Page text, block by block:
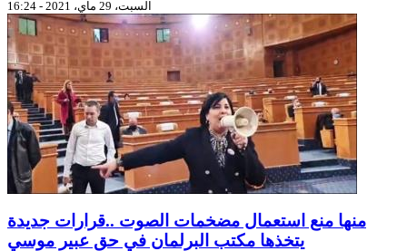
السبت، 29 ماي، 2021 - 16:24
منها منع استعمال مضخمات الصوت ..قرارات جديدة
يتخذها مكتب البرلمان في حق عبير موسي